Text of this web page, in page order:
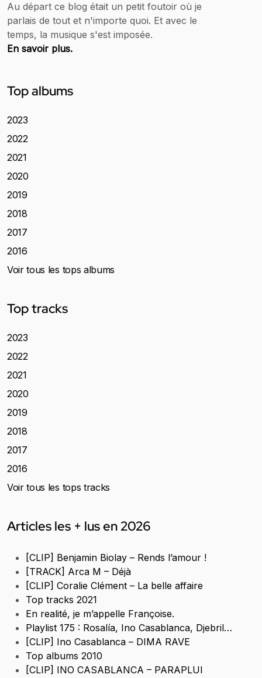
Au départ ce blog était un petit foutoir où je
parlais de tout et n'importe quoi. Et avec le
temps, la musique s'est imposée.
En savoir plus.
Top albums
2023
2022
2021
2020
2019
2018
2017
2016
Voir tous les tops albums
Top tracks
2023
2022
2021
2020
2019
2018
2017
2016
Voir tous les tops tracks
Articles les + lus en 2026
[CLIP] Benjamin Biolay – Rends l’amour !
[TRACK] Arca M – Déjà
[CLIP] Coralie Clément – La belle affaire
Top tracks 2021
En realité, je m’appelle Françoise.
Playlist 175 : Rosalía, Ino Casablanca, Djebril…
[CLIP] Ino Casablanca – DIMA RAVE
Top albums 2010
[CLIP] INO CASABLANCA – PARAPLUI